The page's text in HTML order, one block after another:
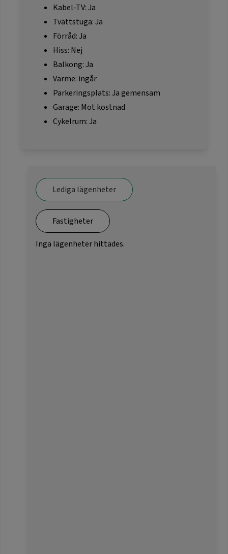
Kabel-TV: Ja
Tvättstuga: Ja
Förråd: Ja
Hiss: Nej
Balkong: Ja
Värme: ingår
Parkeringsplats: Ja gemensam
Garage: Mot kostnad
Cykelrum: Ja
Lediga lägenheter
Fastigheter
Inga lägenheter hittades.